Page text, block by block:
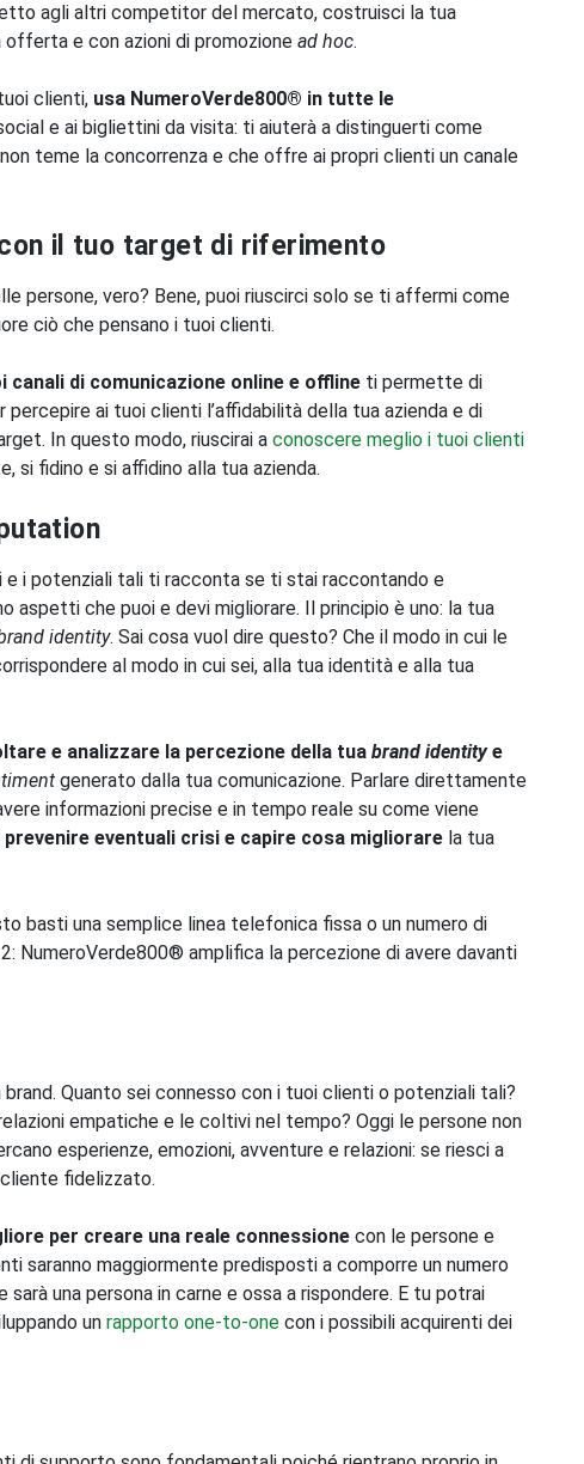
agli altri competitor del mercato, costruisci la tua
e con azioni di promozione ad hoc.
clienti, usa NumeroVerde800® in tutte le
e ai bigliettini da visita: ti aiuterà a distinguerti come
teme la concorrenza e che offre ai propri clienti un canale
il tuo target di riferimento
persone, vero? Bene, puoi riuscirci solo se ti affermi come
ciò che pensano i tuoi clienti.
di comunicazione online e offline ti permette di
percepire ai tuoi clienti l’affidabilità della tua azienda e di
In questo modo, riuscirai a conoscere meglio i tuoi clienti
si fidino e si affidino alla tua azienda.
e i potenziali tali ti racconta se ti stai raccontando e
aspetti che puoi e devi migliorare. Il principio è uno: la tua
identity. Sai cosa vuol dire questo? Che il modo in cui le
al modo in cui sei, alla tua identità e alla tua
e analizzare la percezione della tua brand identitye
generato dalla tua comunicazione. Parlare direttamente
informazioni precise e in tempo reale su come viene
eventuali crisi e capire cosa migliorare la tua
basti una semplice linea telefonica fissa o un numero di
NumeroVerde800® amplifica la percezione di avere davanti
Quanto sei connesso con i tuoi clienti o potenziali tali?
empatiche e le coltivi nel tempo? Oggi le persone non
esperienze, emozioni, avventure e relazioni: se riesci a
fidelizzato.
per creare una reale connessione con le persone e
saranno maggiormente predisposti a comporre un numero
una persona in carne e ossa a rispondere. E tu potrai
un rapporto one-to-one con i possibili acquirenti dei